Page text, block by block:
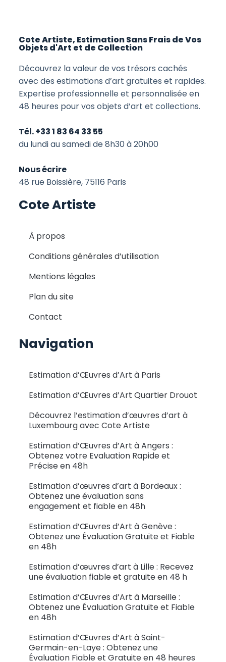
Cote Artiste, Estimation Sans Frais de Vos
Objets d'Art et de Collection
Découvrez la valeur de vos trésors cachés
avec des estimations d’art gratuites et rapides.
Expertise professionnelle et personnalisée en
48 heures pour vos objets d’art et collections.
Tél. +33 1 83 64 33 55
du lundi au samedi de 8h30 à 20h00
Nous écrire
48 rue Boissière, 75116 Paris
Cote Artiste
À propos
Conditions générales d’utilisation
Mentions légales
Plan du site
Contact
Navigation
Estimation d’Œuvres d’Art à Paris
Estimation d’Œuvres d’Art Quartier Drouot
Découvrez l’estimation d’œuvres d’art à
Luxembourg avec Cote Artiste
Estimation d’Œuvres d’Art à Angers :
Obtenez votre Evaluation Rapide et
Précise en 48h
Estimation d’œuvres d’art à Bordeaux :
Obtenez une évaluation sans
engagement et fiable en 48h
Estimation d’Œuvres d’Art à Genève :
Obtenez une Évaluation Gratuite et Fiable
en 48h
Estimation d’œuvres d’art à Lille : Recevez
une évaluation fiable et gratuite en 48 h
Estimation d’Œuvres d’Art à Marseille :
Obtenez une Évaluation Gratuite et Fiable
en 48h
Estimation d’Œuvres d’Art à Saint-
Germain-en-Laye : Obtenez une
Évaluation Fiable et Gratuite en 48 heures